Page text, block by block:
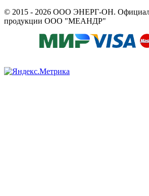
© 2015 - 2026 ООО ЭНЕРГ-ОН.
продукции ООО "МЕАНДР"